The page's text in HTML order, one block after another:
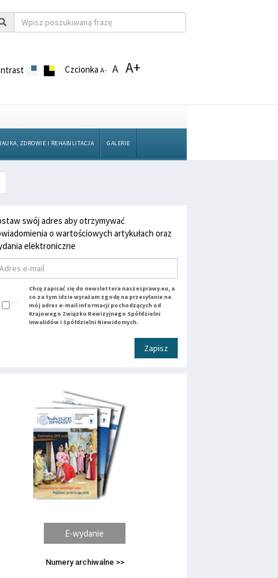
CzcionkaA- A A+
ZDROWIE I REHABILITACJA GALERIE
swój adres aby otrzymywać
o wartościowych artykułach oraz
elektroniczne
Chcę zapisać się do newslettera naszesprawy.eu, a
co za tym idzie wyrażam zgodę na przesyłanie na
mój adres e-mail informacji pochodzących od
Krajowego Związku Rewizyjnego Spółdzielni
Inwalidów i Spółdzielni Niewidomych.
Zapisz
E-wydanie
Numery archiwalne >>